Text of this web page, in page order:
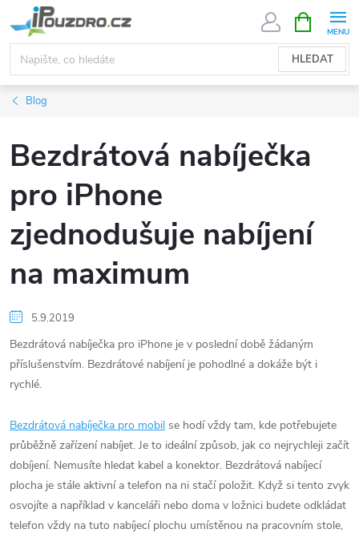
na
obsah
HLEDAT
NÁKUPNÍ
KOŠÍK
Blog
Bezdrátová nabíječka
pro iPhone
zjednodušuje nabíjení
na maximum
5.9.2019
Bezdrátová nabíječka pro iPhone je v poslední době žádaným
příslušenstvím. Bezdrátové nabíjení je pohodlné a dokáže být i
rychlé.
Bezdrátová nabíječka pro mobil se hodí vždy tam, kde potřebujete
průběžně zařízení nabíjet. Je to ideální způsob, jak co nejrychleji začít
dobíjení. Nemusíte hledat kabel a konektor. Bezdrátová nabíjecí
plocha je stále aktivní a telefon na ni stačí položit. Když si tento zvyk
osvojíte a například v kanceláři nebo doma v ložnici budete odkládat
telefon vždy na tuto nabíjecí plochu umístěnou na pracovním stole,